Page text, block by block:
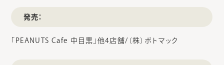
発売：
「PEANUTS Cafe 中目黒」他4店舗/（株）ポトマック